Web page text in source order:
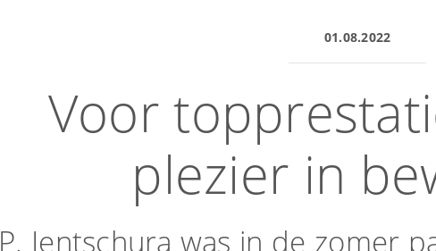
01.08.2022
Voor
plezier in
P. Jentschura was in de zomer